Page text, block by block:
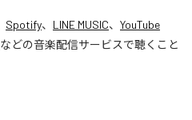
Spotify、 LINE MUSIC、 YouTube
などの音楽配信サービスで聴くこと